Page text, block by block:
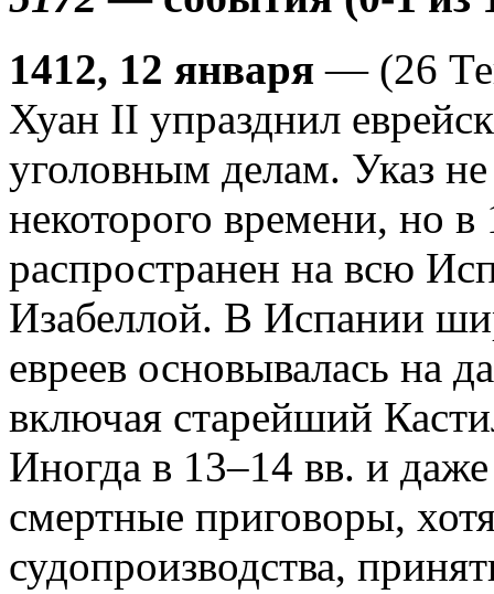
1412, 12 января — (26
Хуан II упразднил
уголовным делам. Указ
некоторого времени, но
распространен на всю
Изабеллой. В Испании
евреев основывалась на
включая старейший
Иногда в 13–14 вв. и
смертные приговоры,
судопроизводства,